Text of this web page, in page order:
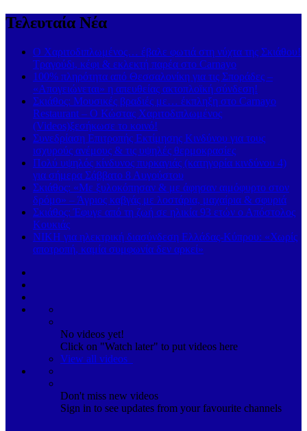
Τελευταία Νέα
Ο Χαριτοδιπλωμένος… έβαλε φωτιά στη νύχτα της Σκιάθου!
Τραγούδι, κέφι & εκλεκτή παρέα στο Carnayo
100% πληρότητα από Θεσσαλονίκη για τις Σποράδες –
«Απογειώνεται» η απευθείας ακτοπλοϊκή σύνδεση!
Σκιάθος: Μουσικές βραδιές με… έκπληξη στο Carnayo
Restaurant – Ο Κώστας Χαριτοδιπλωμένος
(Videos)ξεσήκωσε το κοινό!
Συνεδρίαση Επιτροπής Εκτίμησης Κινδύνου για τους
ισχυρούς ανέμους & τις υψηλές θερμοκρασίες
Πολύ υψηλός κίνδυνος πυρκαγιάς (κατηγορία κινδύνου 4)
για σήμερα Σάββατο 8 Αυγούστου
Σκιάθος: «Με ξυλοκόπησαν & με άφησαν αιμόφυρτο στον
δρόμο» – Άγριος καβγάς με λοστάρια, μαχαίρια & σφυριά
Σκιάθος: Έφυγε από τη ζωή σε ηλικία 93 ετών ο Απόστολος
Κουκιάς
ΝΙΚΗ για ηλεκτρική διασύνδεση Ελλάδας-Κύπρου: «Χωρίς
αποτροπή, καμία συμφωνία δεν αρκεί»
No videos yet!
Click on "Watch later" to put videos here
View all videos
Don't miss new videos
Sign in to see updates from your favourite channels